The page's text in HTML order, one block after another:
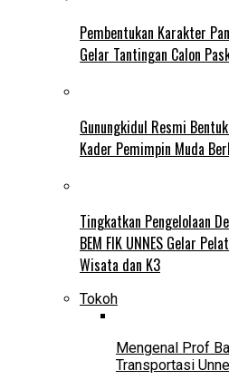
Pembentukan Karakter
Gelar Tantingan Calon
Gunungkidul Resmi
Kader Pemimpin Muda
Tingkatkan Pengelolaan
BEM FIK UNNES Gelar
Wisata dan K3
Tokoh
Mengenal Prof
Transportasi